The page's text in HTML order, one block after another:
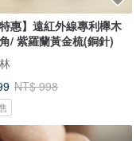
特惠】遠紅外線專利櫸木
/ 紫羅蘭黃金梳(銅針)
NT$ 998